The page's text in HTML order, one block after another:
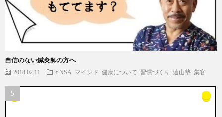
自信のない鍼灸師の方へ
2018.02.11 YNSA マインド 健康について 習慣づくり 遠山塾 集客